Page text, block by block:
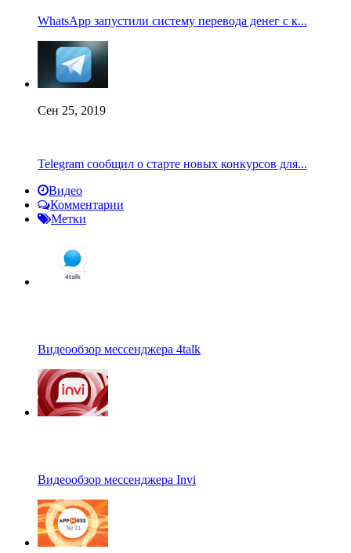
WhatsApp запустили систему перевода денег с к...
Сен 25, 2019
Telegram сообщил о старте новых конкурсов для...
Видео
Комментарии
Метки
Видеообзор мессенджера 4talk
Видеообзор мессенджера Invi